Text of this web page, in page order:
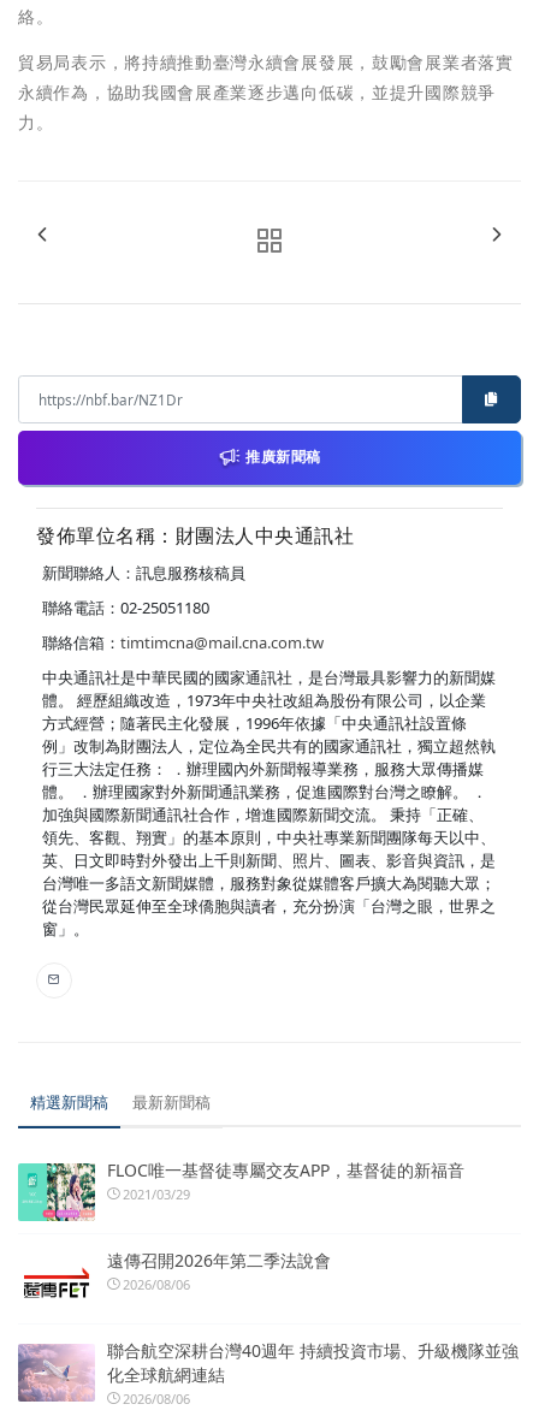
絡。
貿易局表示，將持續推動臺灣永續會展發展，鼓勵會展業者落實
永續作為，協助我國會展產業逐步邁向低碳，並提升國際競爭
力。
推廣新聞稿
發佈單位名稱：財團法人中央通訊社
新聞聯絡人：訊息服務核稿員
聯絡電話：02-25051180
聯絡信箱： timtimcna@mail.cna.com.tw
中央通訊社是中華民國的國家通訊社，是台灣最具影響力的新聞媒
體。 經歷組織改造，1973年中央社改組為股份有限公司，以企業
方式經營；隨著民主化發展，1996年依據「中央通訊社設置條
例」改制為財團法人，定位為全民共有的國家通訊社，獨立超然執
行三大法定任務： ．辦理國內外新聞報導業務，服務大眾傳播媒
體。 ．辦理國家對外新聞通訊業務，促進國際對台灣之瞭解。 ．
加強與國際新聞通訊社合作，增進國際新聞交流。 秉持「正確、
領先、客觀、翔實」的基本原則，中央社專業新聞團隊每天以中、
英、日文即時對外發出上千則新聞、照片、圖表、影音與資訊，是
台灣唯一多語文新聞媒體，服務對象從媒體客戶擴大為閱聽大眾；
從台灣民眾延伸至全球僑胞與讀者，充分扮演「台灣之眼，世界之
窗」。
精選新聞稿 最新新聞稿
FLOC唯一基督徒專屬交友APP，基督徒的新福音
2021/03/29
遠傳召開2026年第二季法說會
2026/08/06
聯合航空深耕台灣40週年 持續投資市場、升級機隊並強
化全球航網連結
2026/08/06